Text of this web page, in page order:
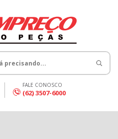
FALE CONOSCO
(62) 3507-6000